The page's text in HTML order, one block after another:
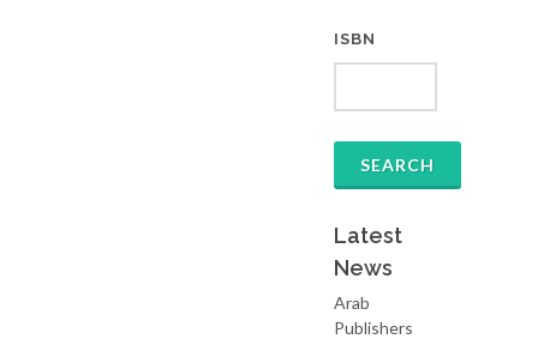
ISBN
Latest
News
Arab
Publishers